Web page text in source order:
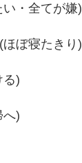
・全てが嫌)
ほぼ寝たきり)
る)
へ)